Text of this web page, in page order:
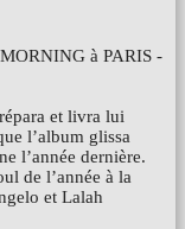
et livra lui
l’album glissa
l’année dernière.
de l’année à la
et Lalah